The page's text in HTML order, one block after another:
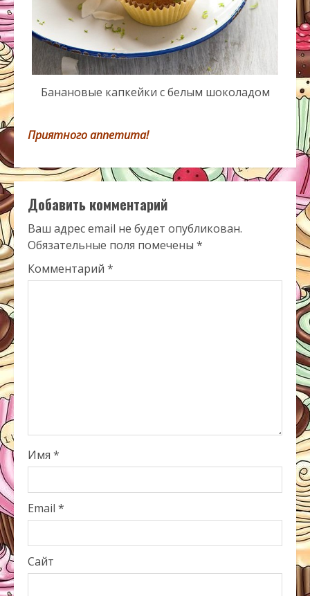
Банановые капкейки с белым шоколадом
Приятного аппетита!
Добавить комментарий
Ваш адрес email не будет опубликован.
Обязательные поля помечены *
Комментарий *
Имя *
Email *
Сайт